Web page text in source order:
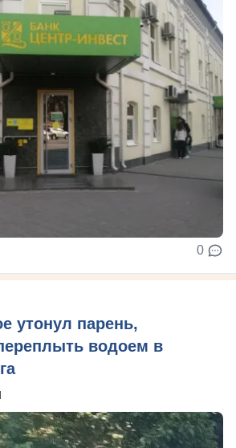
0
утонул парень,
водоем в